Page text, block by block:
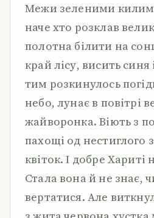
Межи зеленими
наче хто розклав
полотна білити на
край лісу, висить синя
тим розкинулось
небо, лунає в повітрі
жайворонка. Віють з
пахощі од нестиглого
квіток. І добре Хариті
Стала вона й не знає,
вертатися. Але